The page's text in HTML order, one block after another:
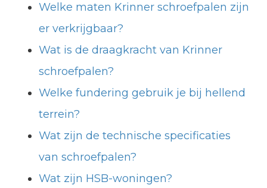
Welke maten Krinner schroefpalen zijn
er verkrijgbaar?
Wat is de draagkracht van Krinner
schroefpalen?
Welke fundering gebruik je bij hellend
terrein?
Wat zijn de technische specificaties
van schroefpalen?
Wat zijn HSB-woningen?